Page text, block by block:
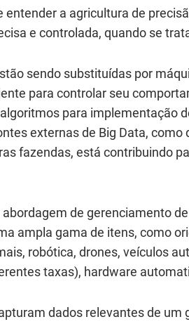
a agricultura de
e controlada, quando se
sendo substituídas por
para controlar seu
para implementação
externas de Big Data, como
fazendas, está contribuindo
de gerenciamento
ampla gama de itens, como
robótica, drones, veículos
taxas), hardware
dados relevantes de um